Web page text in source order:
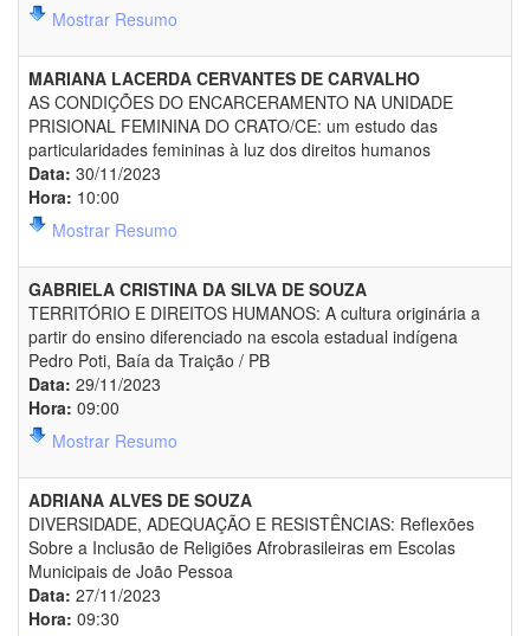
Mostrar Resumo
MARIANA LACERDA CERVANTES DE CARVALHO
AS CONDIÇÕES DO ENCARCERAMENTO NA UNIDADE
PRISIONAL FEMININA DO CRATO/CE: um estudo das
particularidades femininas à luz dos direitos humanos
Data: 30/11/2023
Hora: 10:00
Mostrar Resumo
GABRIELA CRISTINA DA SILVA DE SOUZA
TERRITÓRIO E DIREITOS HUMANOS: A cultura originária a
partir do ensino diferenciado na escola estadual indígena
Pedro Poti, Baía da Traição / PB
Data: 29/11/2023
Hora: 09:00
Mostrar Resumo
ADRIANA ALVES DE SOUZA
DIVERSIDADE, ADEQUAÇÃO E RESISTÊNCIAS: Reflexões
Sobre a Inclusão de Religiões Afrobrasileiras em Escolas
Municipais de João Pessoa
Data: 27/11/2023
Hora: 09:30